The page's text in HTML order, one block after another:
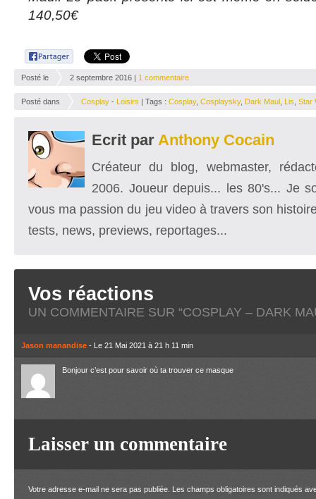
140,50€
Posté le 2 septembre 2016 | 1 commentaire
Posté dans Cosplay - Loisirs | Tags : Cosplay, Cosplaysky, Dark Maul Lis Star
Ecrit par Anthony Cocain
Créateur du blog, webmaster,
2006. Joueur depuis... les 80's... Je
vous ma passion du jeu video à travers son
tests, news, previews, reportages...
Vos réactions
UN COMMENTAIRE SUR “COSPLAY – DARK
Jason manandise - Le 21 Mai 2021 à 21 h 11 min
Bonjour c’est pour savoir où ta trouver ce masque
Laisser un commentaire
Votre adresse e-mail ne sera pas publiée. Les champs obligatoires sont indiqués